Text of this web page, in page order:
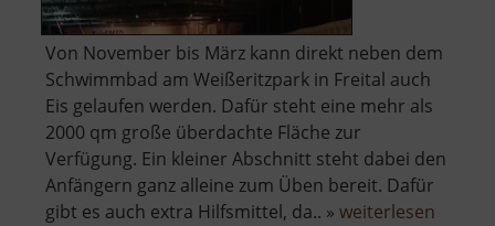
Von November bis März kann direkt neben dem
Schwimmbad am Weißeritzpark in Freital auch
Eis gelaufen werden. Dafür steht eine mehr als
2000 qm große überdachte Fläche zur
Verfügung. Ein kleiner Abschnitt steht dabei den
Anfängern ganz alleine zum Üben bereit. Dafür
gibt es auch extra Hilfsmittel, da.. » weiterlesen